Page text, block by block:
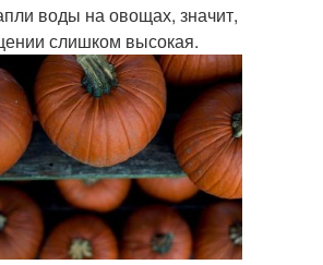
воды на овощах, значит,
слишком высокая.